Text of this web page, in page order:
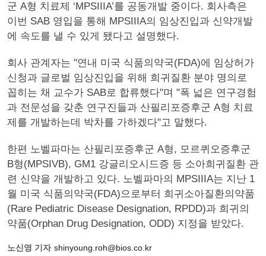
군 A형 치료제 ‘MPSIIIA’를 공동개발 중이다. 회사측은
이번 SAB 영입을 통해 MPSIIIA의 임상진입과 신약개발
에 속도를 낼 수 있게 됐다고 설명했다.
회사 관계자는 "연내 미국 식품의약국(FDA)에 임상허가
신청과 글로벌 임상진입을 위해 희귀질환 분야 명의로
꼽히는 채 교수가 SAB로 합류했다"며 "폭 넓은 연구경험
과 전문성을 갖춘 연구진들과 산필리포증후군 A형 치료
제를 개발하는데 박차를 가하겠다"고 말했다.
한편 노벨파마는 산필리포증후군 A형, 모르퀴오증후군
B형(MPSIVB), GM1 강글리오시드증 등 소아희귀질환 관
련 신약을 개발하고 있다. 노벨파마의 MPSIIIA는 지난 1
월 미국 식품의약국(FDA)으로부터 희귀소아질환의약품
(Rare Pediatric Disease Designation, RPDD)과 희귀의
약품(Orphan Drug Designation, ODD) 지정을 받았다.
노신영 기자 shinyoung.roh@bios.co.kr